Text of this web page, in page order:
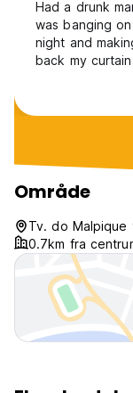
Had a drunk
was banging
night and
back my
to sleep and
crazy and
When I told
back to bed.
unsafe there
doors including
shower and the
anyone from
in and do
here there are
hostels.
Område
Tv. do Malpique
0.7km fra